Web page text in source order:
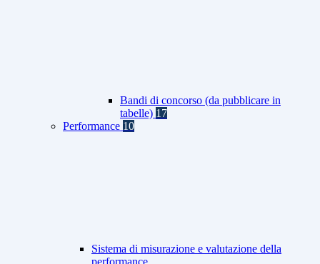
Bandi di concorso (da pubblicare in
tabelle) 17
Performance 10
Sistema di misurazione e valutazione della